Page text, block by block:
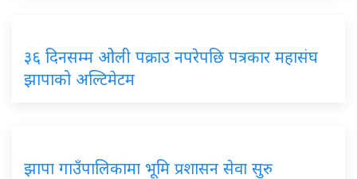
३६ दिनसम्म ओली पक्राउ नपरेपछि पत्रकार महासंघ
झापाको अल्टिमेटम
झापा गाउँपालिकामा भूमि प्रशासन सेवा सुरु